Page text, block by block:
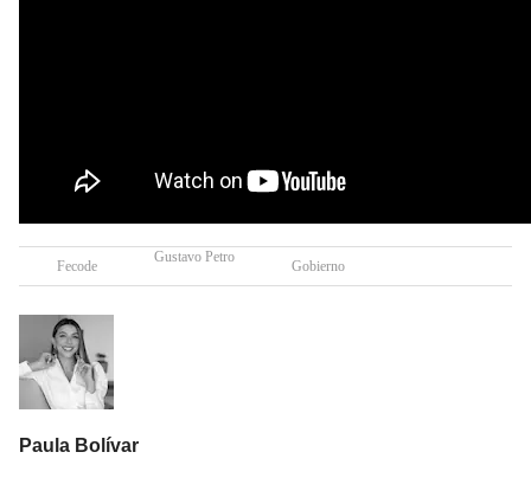
Fecode
Gustavo Petro
Gobierno
Paula Bolívar